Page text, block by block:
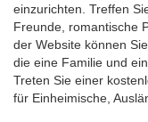
einzurichten. Treffen
Freunde, romantische
der Website können
die eine Familie und
Treten Sie einer
für Einheimische,